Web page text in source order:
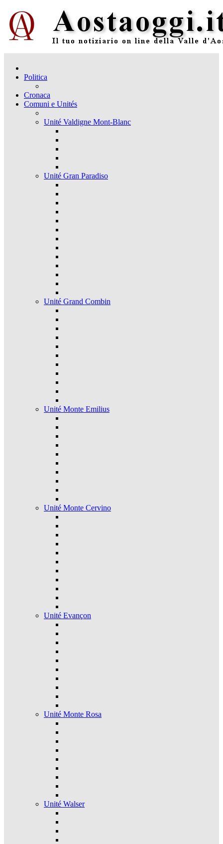
Politica
Cronaca
Comuni e Unités
Unité Valdigne Mont-Blanc
Unité Gran Paradiso
Unité Grand Combin
Unité Monte Emilius
Unité Monte Cervino
Unité Evançon
Unité Monte Rosa
Unité Walser